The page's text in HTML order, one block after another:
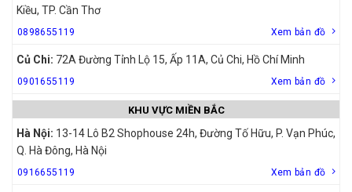
Kiều, TP. Cần Thơ
0898655119 Xem bản đồ
Củ Chi: 72A Đường Tỉnh Lộ 15, Ấp 11A, Củ Chi, Hồ Chí Minh
0901655119 Xem bản đồ
KHU VỰC MIỀN BẮC
Hà Nội: 13-14 Lô B2 Shophouse 24h, Đường Tố Hữu, P. Vạn Phúc,
Q. Hà Đông, Hà Nội
0916655119 Xem bản đồ